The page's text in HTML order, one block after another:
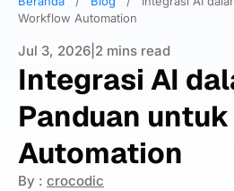
Workflow Automation
Jul 3, 2026 2 mins read
Integrasi AI
Panduan
Automation
By : crocodic